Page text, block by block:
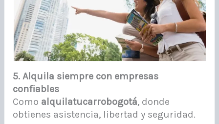
5. Alquila siempre con empresas
confiables
Como alquilatucarrobogotá, donde
obtienes asistencia, libertad y seguridad.